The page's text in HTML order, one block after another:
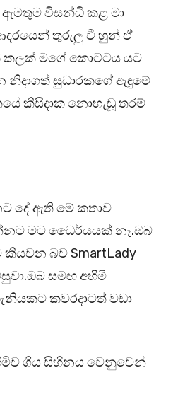
ඇමතුම විසන්ධි කළ මා
තුරුලු වී හුන් ඒ
කලක් මගේ කොට්ටය යට
සුධාරකගේ ඇඳුමේ
කිසිදාක නොහැඬූ තරම්
දේ ඇති මේ කතාව
මට ධෛර්යයක් නෑ.ඔබ
බව SmartLady
සමඟ අහිමි
කවරදාටත් වඩා
ගිය සිහිනය වෙනුවෙන්